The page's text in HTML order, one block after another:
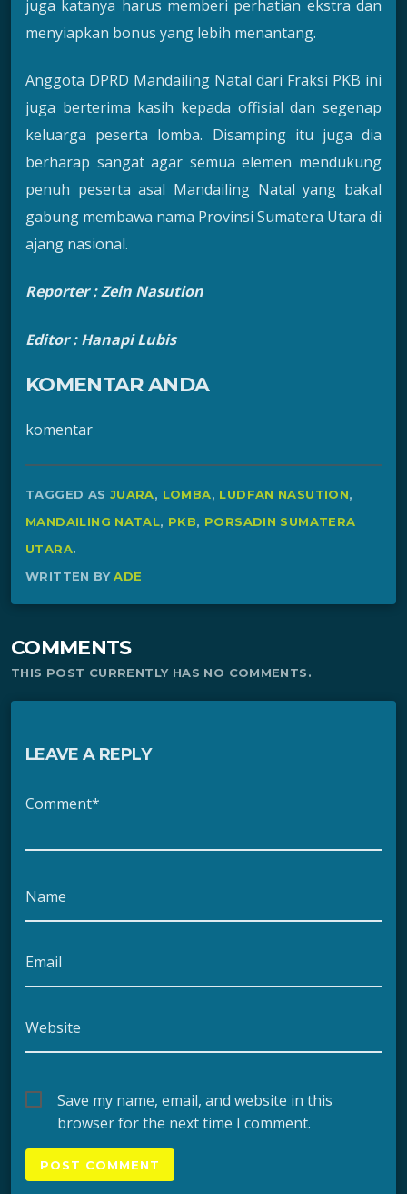
juga katanya harus memberi perhatian ekstra dan
menyiapkan bonus yang lebih menantang.
Anggota DPRD Mandailing Natal dari Fraksi PKB ini
juga berterima kasih kepada offisial dan segenap
keluarga peserta lomba. Disamping itu juga dia
berharap sangat agar semua elemen mendukung
penuh peserta asal Mandailing Natal yang bakal
gabung membawa nama Provinsi Sumatera Utara di
ajang nasional.
Reporter : Zein Nasution
Editor : Hanapi Lubis
KOMENTAR ANDA
komentar
TAGGED AS JUARA, LOMBA, LUDFAN NASUTION,
MANDAILING NATAL, PKB, PORSADIN SUMATERA
UTARA.
WRITTEN BYADE
COMMENTS
THIS POST CURRENTLY HAS NO COMMENTS.
LEAVE A REPLY
Comment*
Name
Email
Website
Save my name, email, and website in this
browser for the next time I comment.